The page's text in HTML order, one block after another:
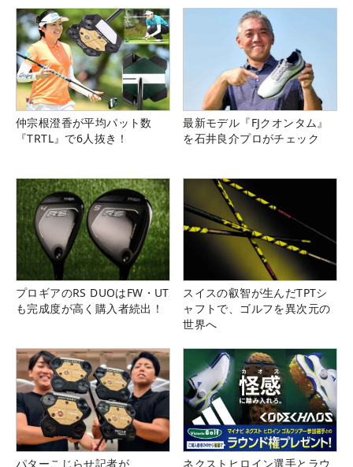
仲宗根澄香が平均パット数
『TRTL』で6人抜き！
最新モデル『FJクオンタム』
を石井良介プロがチェック
プロギアのRS DUOはFW・UT
も完成度が高く購入者続出！
スイスの叡智が生んだTPTシ
ャフトで、ゴルフを異次元の
世界へ
パターこじらせ記者が
ネクストヒロイン選手とラウ